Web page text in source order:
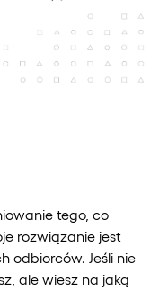
tego, co
rozwiązanie jest
odbiorców. Jeśli nie
ale wiesz na jaką